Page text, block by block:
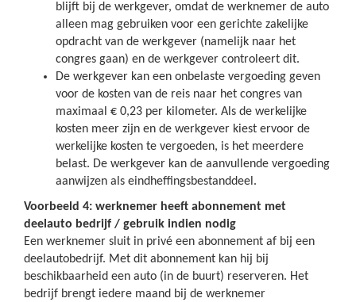
blijft bij de werkgever, omdat de werknemer de auto
alleen mag gebruiken voor een gerichte zakelijke
opdracht van de werkgever (namelijk naar het
congres gaan) en de werkgever controleert dit.
De werkgever kan een onbelaste vergoeding geven
voor de kosten van de reis naar het congres van
maximaal € 0,23 per kilometer. Als de werkelijke
kosten meer zijn en de werkgever kiest ervoor de
werkelijke kosten te vergoeden, is het meerdere
belast. De werkgever kan de aanvullende vergoeding
aanwijzen als eindheffingsbestanddeel.
Voorbeeld 4: werknemer heeft abonnement met
deelauto bedrijf / gebruik indien nodig
Een werknemer sluit in privé een abonnement af bij een
deelautobedrijf. Met dit abonnement kan hij bij
beschikbaarheid een auto (in de buurt) reserveren. Het
bedrijf brengt iedere maand bij de werknemer